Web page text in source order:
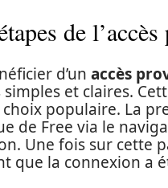
de
d’un accès
simples et claires.
populaire. La
de Free via le
Une fois sur cette
que la connexion a